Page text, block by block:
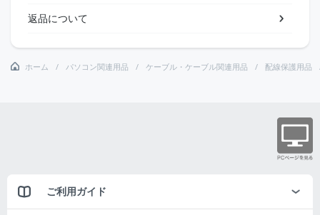
返品について
ホーム パソコン関連用品 ケーブル・ケーブル関連用品 配線保護用品
ご利用ガイド